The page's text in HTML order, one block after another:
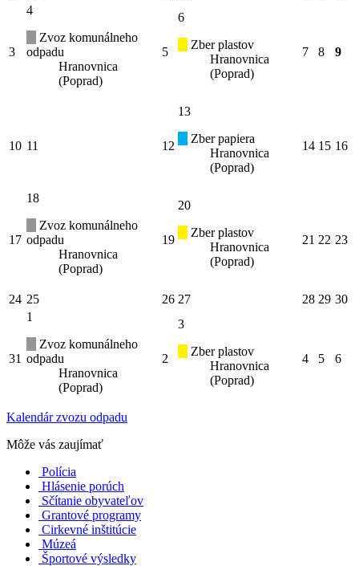
3
4
Zvoz komunálneho
odpadu
Hranovnica
(Poprad)
5
6
Zber plastov
Hranovnica
(Poprad)
7 8 9
10 11 12
13
Zber papiera
Hranovnica
(Poprad)
14 15 16
17
18
Zvoz komunálneho
odpadu
Hranovnica
(Poprad)
19
20
Zber plastov
Hranovnica
(Poprad)
21 22 23
24 25 26 27 28 29 30
31
1
Zvoz komunálneho
odpadu
Hranovnica
(Poprad)
2
3
Zber plastov
Hranovnica
(Poprad)
4 5 6
Kalendár zvozu odpadu
Môže vás zaujímať
Polícia
Hlásenie porúch
Sčítanie obyvateľov
Grantové programy
Cirkevné inštitúcie
Múzeá
Športové výsledky